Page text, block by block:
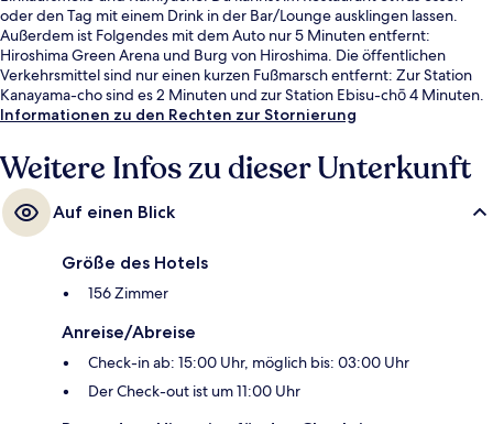
oder den Tag mit einem Drink in der Bar/Lounge ausklingen lassen.
Außerdem ist Folgendes mit dem Auto nur 5 Minuten entfernt:
Hiroshima Green Arena und Burg von Hiroshima. Die öffentlichen
Verkehrsmittel sind nur einen kurzen Fußmarsch entfernt: Zur Station
Kanayama-cho sind es 2 Minuten und zur Station Ebisu-chō 4 Minuten.
Informationen zu den Rechten zur Stornierung
Weitere Infos zu dieser Unterkunft
Auf einen Blick
Größe des Hotels
156 Zimmer
Anreise/Abreise
Check-in ab: 15:00 Uhr, möglich bis: 03:00 Uhr
Der Check-out ist um 11:00 Uhr